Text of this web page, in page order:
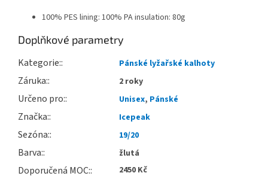
100% PES lining: 100% PA insulation: 80g
Doplňkové parametry
Kategorie: Pánské lyžařské kalhoty
Záruka: 2 roky
Určeno pro: Unisex, Pánské
Značka: Icepeak
Sezóna: 19/20
Barva: žlutá
Doporučená MOC: 2450 Kč